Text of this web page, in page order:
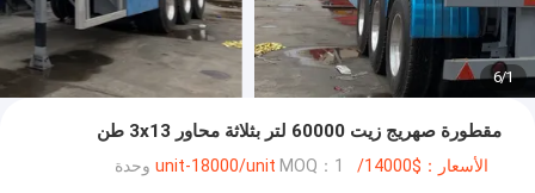
1
/
6
مقطورة صهريج زيت 60000 لتر بثلاثة محاور 3x13 طن
الأسعار：$14000/unit-18000/unit MOQ：1 وحدة